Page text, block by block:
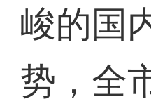
峻的国
势，全